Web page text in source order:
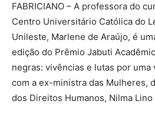
FABRICIANO – A professora do
Centro Universitário Católica do
Unileste, Marlene de Araújo, é
edição do Prêmio Jabuti
negras: vivências e lutas por uma
com a ex-ministra das Mulheres,
dos Direitos Humanos, Nilma Lino